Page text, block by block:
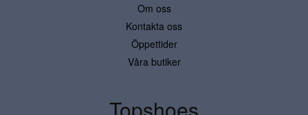
Om oss
Kontakta oss
Öppettider
Våra butiker
Topshoes